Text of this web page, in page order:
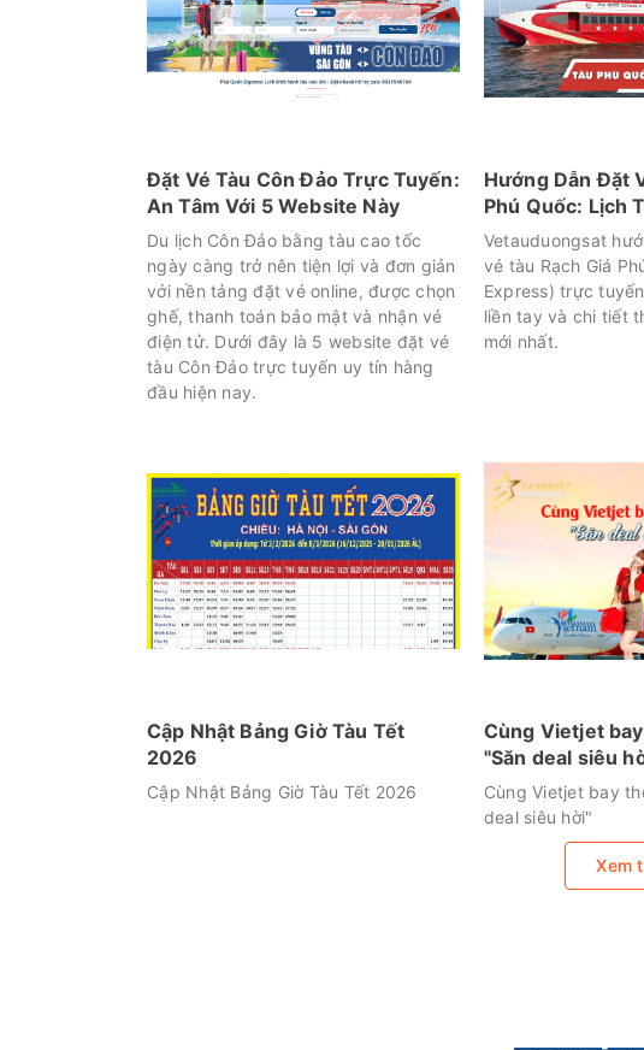
Đặt Vé Tàu Côn Đảo Trực Tuyến:
An Tâm Với 5 Website Này
Du lịch Côn Đảo bằng tàu cao tốc
ngày càng trở nên tiện lợi và đơn giản
với nền tảng đặt vé online, được chọn
ghế, thanh toán bảo mật và nhận vé
điện tử. Dưới đây là 5 website đặt vé
tàu Côn Đảo trực tuyến uy tín hàng
đầu hiện nay.
Hướng Dẫn Đặt
Phú Quốc: Lịch
Vetauduongsat
vé tàu Rạch Giá
Express) trực
liền tay và chi tiết
mới nhất.
Cập Nhật Bảng Giờ Tàu Tết
2026
Cập Nhật Bảng Giờ Tàu Tết 2026
Cùng Vietjet
"Săn deal siêu
Cùng Vietjet bay
deal siêu hời"
Xem